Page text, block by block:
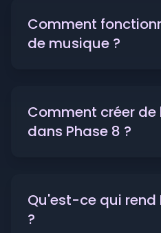
Comment
de musique ?
Comment créer
dans Phase 8 ?
Qu'est-ce qui rend
?